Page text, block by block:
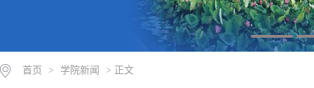
首页 > 学院新闻 > 正文